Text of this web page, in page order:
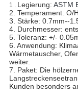
1 . Legierung: ASTM
2. Temperament: O/
3. Stärke: 0.7mm--
4. Durchmesser:
5. Toleranz: +/-
6. Anwendung:
Wärmetauscher,
weiter.
7. Paket: Die
Kunden besonders